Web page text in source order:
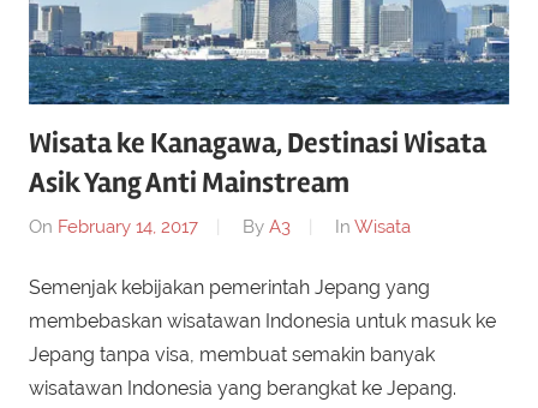
Wisata ke Kanagawa, Destinasi Wisata
Asik Yang Anti Mainstream
On February 14, 2017 By A3 In Wisata
Semenjak kebijakan pemerintah Jepang yang
membebaskan wisatawan Indonesia untuk masuk ke
Jepang tanpa visa, membuat semakin banyak
wisatawan Indonesia yang berangkat ke Jepang.